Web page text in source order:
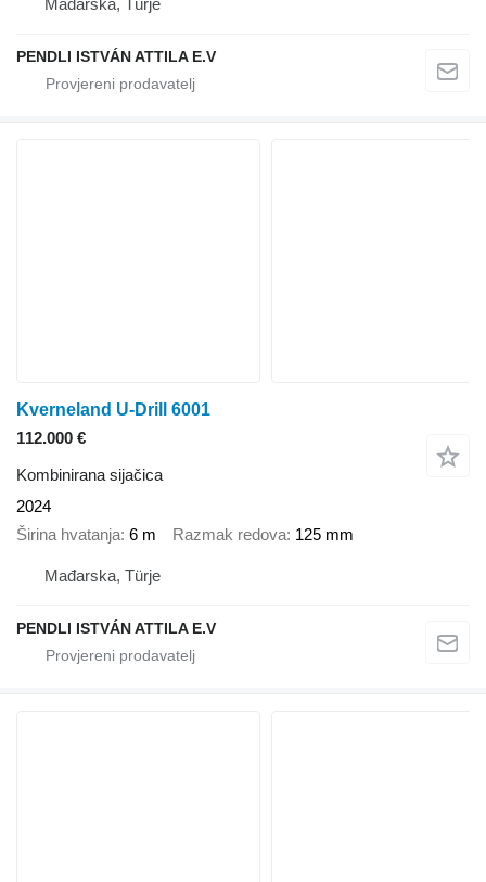
PENDLI ISTVÁN ATTILA E.V
Kverneland U-Drill 6001
112.000 €
Kombinirana sijačica
2024
Širina hvatanja 6 m Razmak redova 125 mm
Mađarska, Türje
PENDLI ISTVÁN ATTILA E.V